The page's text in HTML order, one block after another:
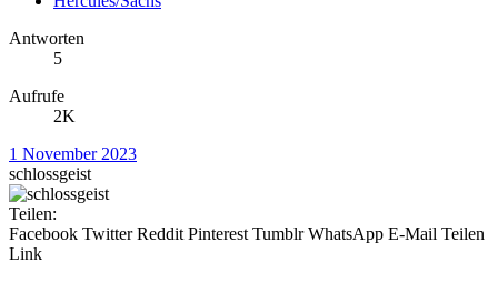
Antworten
5
Aufrufe
2K
1 November 2023
schlossgeist
Teilen:
Facebook Twitter Reddit Pinterest Tumblr WhatsApp E-Mail Teilen
Link